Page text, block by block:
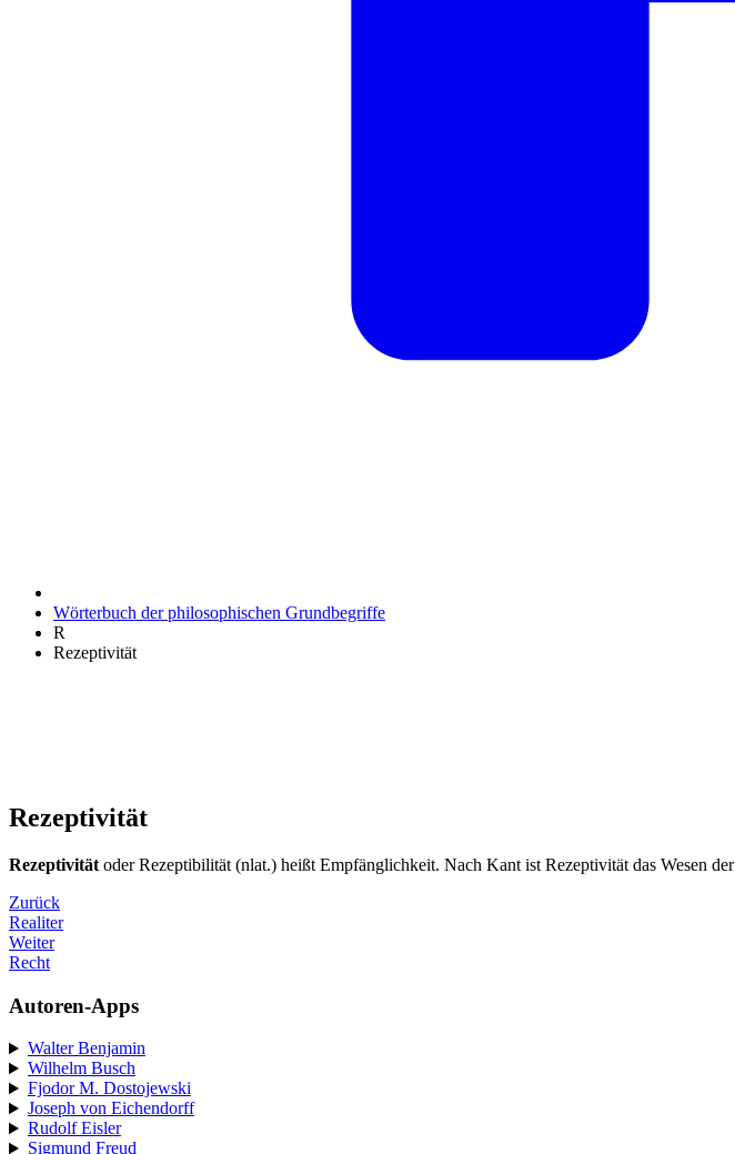
Wörterbuch der philosophischen Grundbegriffe
R
Rezeptivität
Rezeptivität
Rezeptivität oder Rezeptibilität (nlat.) heißt Empfänglichkeit. Nach Kant ist Rezeptivität das Wesen
Zurück
Realiter
Weiter
Recht
Autoren-Apps
Walter Benjamin
Wilhelm Busch
Fjodor M. Dostojewski
Joseph von Eichendorff
Rudolf Eisler
Sigmund Freud